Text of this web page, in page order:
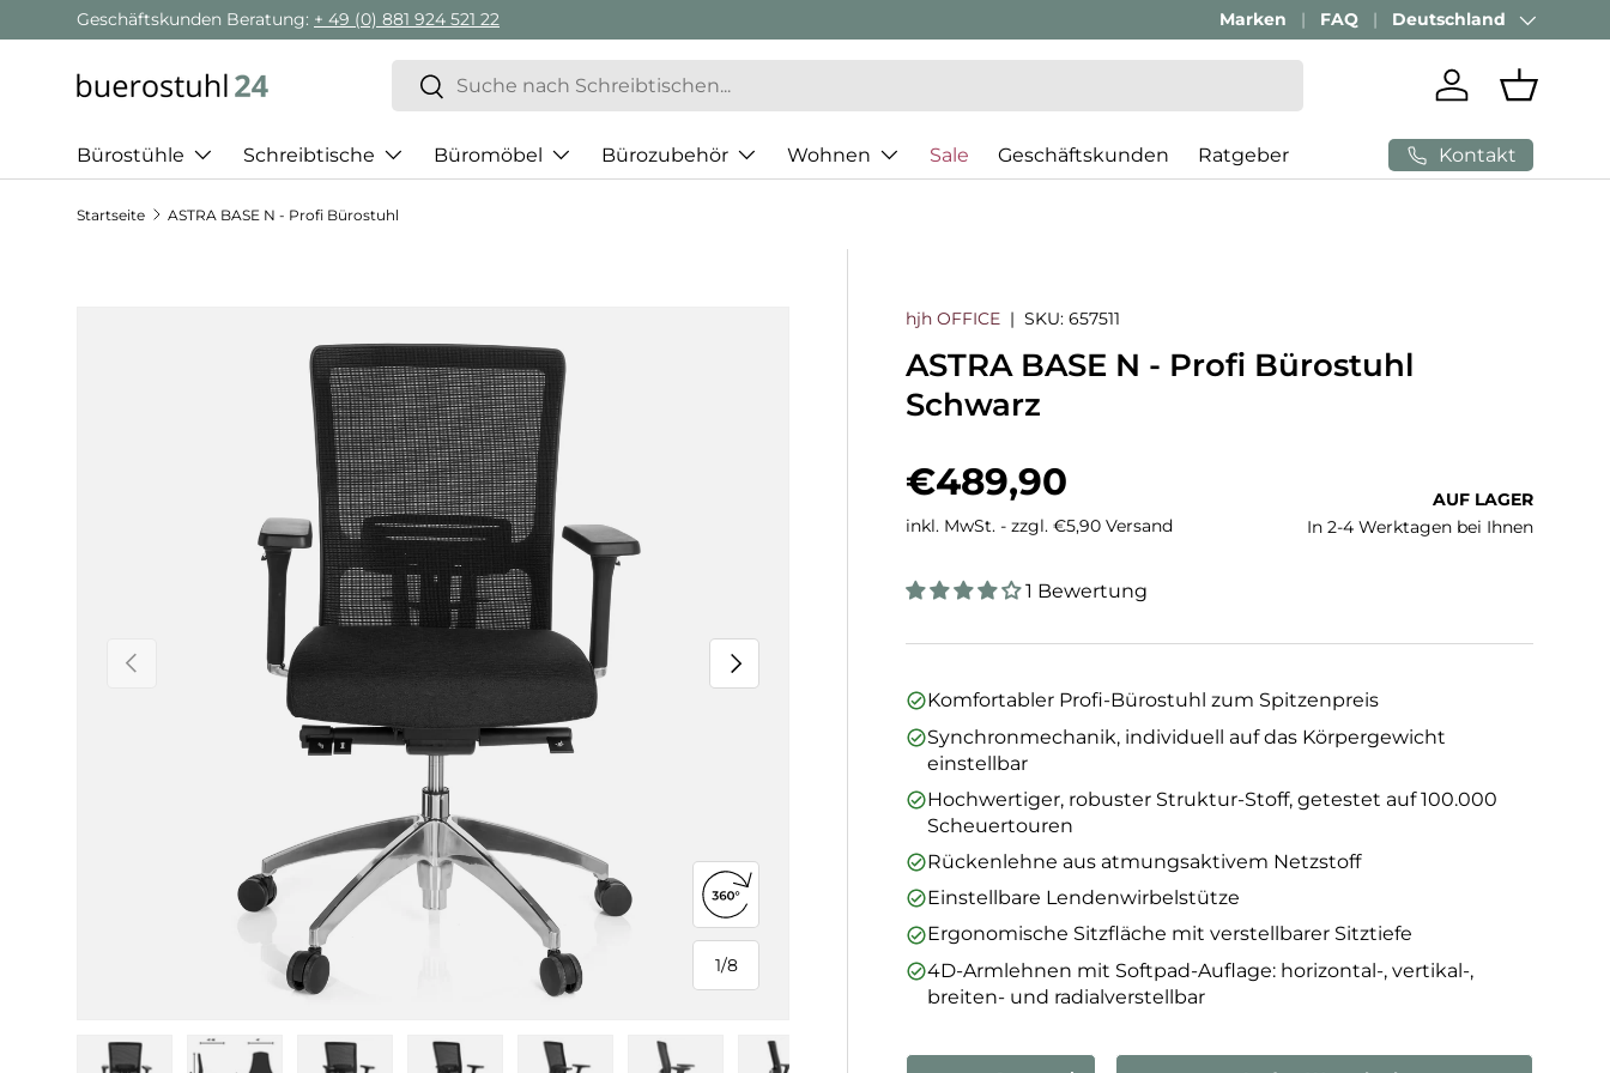
Direkt zum Inhalt
Geschäftskunden Beratung: + 49 (0) 881 924 521 22 Passenden Bürostuhl finden mitAI-Beratung
Marken FAQ Land/Region
Deutschland
Suchen
Suchen
Einloggen
Bürostühle Schreibtische Büromöbel Bürozubehör Wohnen Sale Geschäftskunden Ratgeber Kontakt
Startseite ASTRA BASE N - Profi Bürostuhl
Zu Produktinformationen springen
Vorherige
1/
von
8
Nächste
360°-Ansicht öffnen
hjh OFFICE |SKU: 657511
ASTRA BASE N - Profi Bürostuhl
Schwarz
Normaler Preis
€489,90
inkl. MwSt. - zzgl. €5,90 Versand
AUF LAGER
In 2-4 Werktagen bei Ihnen
1 Bewertung
Komfortabler Profi-Bürostuhl zum Spitzenpreis
Synchronmechanik, individuell auf das Körpergewicht
einstellbar
Hochwertiger, robuster Struktur-Stoff, getestet auf 100.000
Scheuertouren
Rückenlehne aus atmungsaktivem Netzstoff
Einstellbare Lendenwirbelstütze
Ergonomische Sitzfläche mit verstellbarer Sitztiefe
4D-Armlehnen mit Softpad-Auflage: horizontal-, vertikal-,
breiten- und radialverstellbar
Anzahl